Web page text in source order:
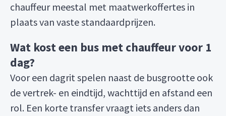
chauffeur meestal met maatwerkoffertes in
plaats van vaste standaardprijzen.
Wat kost een bus met chauffeur voor 1
dag?
Voor een dagrit spelen naast de busgrootte ook
de vertrek- en eindtijd, wachttijd en afstand een
rol. Een korte transfer vraagt iets anders dan